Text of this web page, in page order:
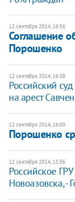
12 сентября 2014, 16:56
Соглашение
Порошенко
12 сентября 2014, 16:38
Российский
на арест
12 сентября 2014, 16:00
Порошенко
12 сентября 2014, 15:56
Российское
Новоазовска, -